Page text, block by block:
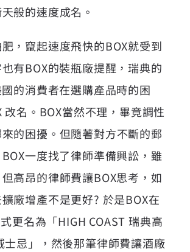
般的速度成名。
，竄起速度飛快的BOX就受到
有BOX的裝瓶廠提醒，瑞典的
的消費者在選購產品時的困
改名。BOX當然不理，畢竟調性
的困擾。但隨著對方不斷的郵
一度找了律師準備興訟，雖
高昂的律師費讓BOX思考，如
廠增產不是更好? 於是BOX在
更名為「HIGH COAST 瑞典高
士忌」，然後那筆律師費讓酒廠